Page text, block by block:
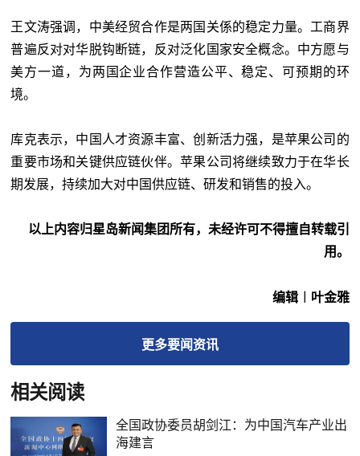
王文涛强调，中美经贸合作是两国关係的稳定力量。工商界
普遍反对对华脱钩断链，反对泛化国家安全概念。中方愿与
美方一道，为两国企业合作营造公平、稳定、可预期的环
境。
库克表示，中国人才资源丰富、创新活力强，是苹果公司的
重要市场和关键供应链伙伴。苹果公司将继续致力于在华长
期发展，持续加大对中国供应链、研发和销售的投入。
以上内容归星岛新闻集团所有，未经许可不得擅自转载引
用。
编辑︱叶金雅
更多要闻资讯
相关阅读
全国政协委员胡剑江：为中国汽车产业出
海建言